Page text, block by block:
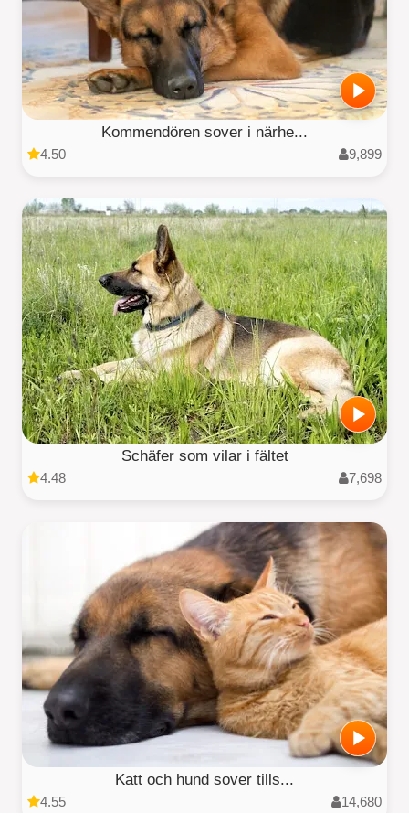
Kommendören sover i närhe...
4.50 9,899
Schäfer som vilar i fältet
4.48 7,698
Katt och hund sover tills...
4.55 14,680